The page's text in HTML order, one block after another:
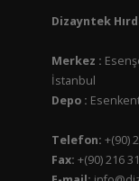
Dizayntek
Merkez :
İstanbul
Depo :
Telefon: +(90)
Fax: +(90) 216